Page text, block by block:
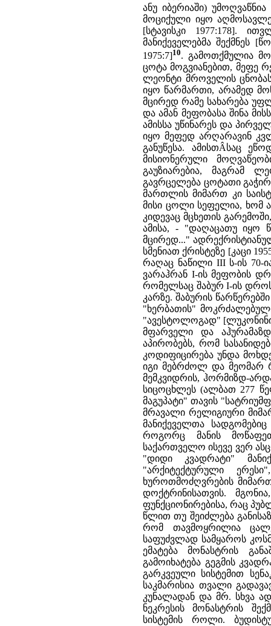
ანუ იბერიაში)
მოციქული იყო
[სტავისკი 1977:178].
მანიქეველებმა შექმნეს
1975:7]10. გამოთქმულია
ცოტა მოგვიანებით, მეფე
ლეონტი მროველის
იყო წარმართი, არამედ
მცირედ რამე სახარება
და ამან მეფობასა შინა
ამისსა უწინარეს და
იყო მეფედ არღარავინ
განუწესა. ამისთÂსაც
მისიონერული
გაუზიარებია, მაგრამ
გავრცელება ცოტათი
მართლის მიმართ კი
მისი ცოლი სეფელია, ხომ
კიდევაც მცხეთის
ამისა, - "დაღაცათუ იყო
მცირედ..."
სმენიათ ქრისტეზე [კაცი
რაღაც ნაწილი III ს-ის 70-
ვარაჰრან I-ის მეფობის
რომელსაც შაბურ I-ის
კარზე. შაბურის
"ხერბათის"
"ავესტოლოგად" [ლუკონინი
მფარველი და
აპირობებს, რომ
კოდიფიცირება უნდა
იგი მებრძოლ და მეომარ
მემკვიდრის, ჰორმიზდ-
სიცოცხლეს (ალბათ 277
მაგუპატი" თავის
მრავალი რელიგიური
მანიქეველთა სადგომებიც
როგორც მანის
საქართველო ისევე ვერ
"დიდი კვადრატი"
"არქიტექტურული
ხუროთმოძღვრების
დოქტრინისათვის.
ფუნქციონირებისა, რაც
წლით თუ შეიძლება
რომ თავმოყრილია
საფუძვლად სამყაროს
ემატება მონასტრის
გამოიხატება გეგმის
გარკვეული სისტემით
საკმარისია თვალი
კუნალადან და მრ. სხვა
ნეკრესის მონასტრის
სისტემის როლი.